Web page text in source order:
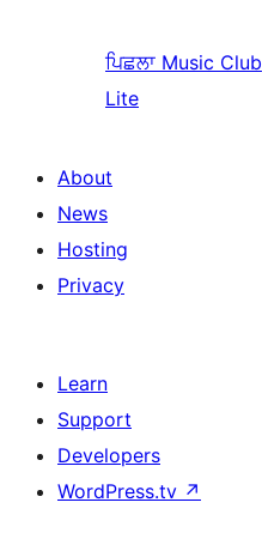
ਪਿਛਲਾ Music Club
Lite
About
News
Hosting
Privacy
Learn
Support
Developers
WordPress.tv ↗